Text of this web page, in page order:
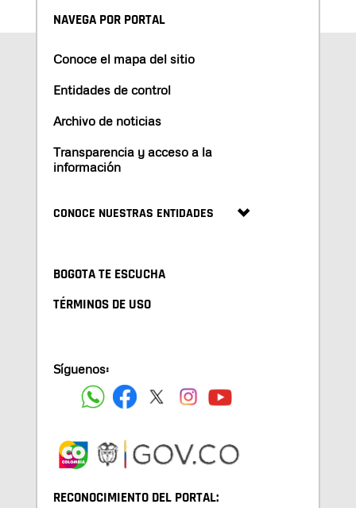
NAVEGA POR PORTAL
Conoce el mapa del sitio
Entidades de control
Archivo de noticias
Transparencia y acceso a la
información
CONOCE NUESTRAS ENTIDADES
BOGOTA TE ESCUCHA
TÉRMINOS DE USO
Síguenos:
RECONOCIMIENTO DEL PORTAL: